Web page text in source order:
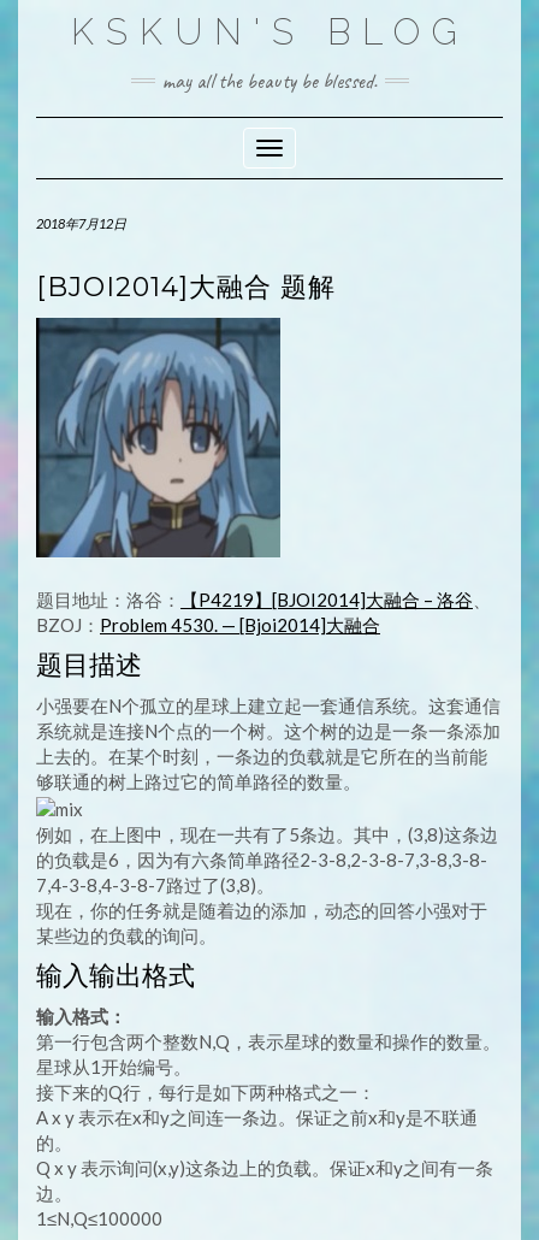
KSKUN'S BLOG
may all the beauty be blessed.
Toggle Navigation
2018年7月12日
[BJOI2014]大融合 题解
题目地址：洛谷： 【P4219】[BJOI2014]大融合 – 洛谷
BZOJ： Problem 4530. — [Bjoi2014]大融合
题目描述
小强要在N个孤立的星球上建立起一套通信系统。这套通信
系统就是连接N个点的一个树。这个树的边是一条一条添加
上去的。在某个时刻，一条边的负载就是它所在的当前能
够联通的树上路过它的简单路径的数量。
例如，在上图中，现在一共有了5条边。其中，(3,8)这条边
的负载是6，因为有六条简单路径2-3-8,2-3-8-7,3-8,3-8-
7,4-3-8,4-3-8-7路过了(3,8)。
现在，你的任务就是随着边的添加，动态的回答小强对于
某些边的负载的询问。
输入输出格式
输入格式：
第一行包含两个整数N,Q，表示星球的数量和操作的数量。
星球从1开始编号。
接下来的Q行，每行是如下两种格式之一：
A x y 表示在x和y之间连一条边。保证之前x和y是不联通
的。
Q x y 表示询问(x,y)这条边上的负载。保证x和y之间有一条
边。
1≤N,Q≤100000